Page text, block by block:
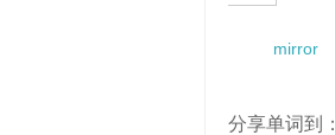
mirror
分享单词到：